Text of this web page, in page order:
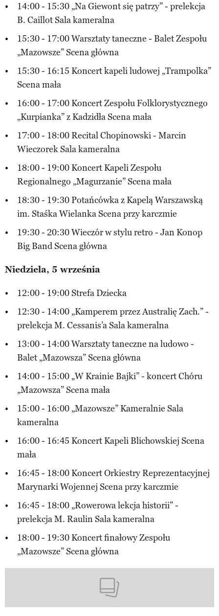
14:00 - 15:30 „Na Giewont się patrzy” - prelekcja
B. Caillot Sala kameralna
15:30 - 17:00 Warsztaty taneczne - Balet Zespołu
„Mazowsze” Scena główna
15:30 - 16:15 Koncert kapeli ludowej „Trampolka”
Scena mała
16:00 - 17:00 Koncert Zespołu Folklorystycznego
„Kurpianka” z Kadzidła Scena mała
17:00 - 18:00 Recital Chopinowski - Marcin
Wieczorek Sala kameralna
18:00 - 19:00 Koncert Kapeli Zespołu
Regionalnego „Magurzanie” Scena mała
18:30 - 19:30 Potańcówka z Kapelą Warszawską
im. Staśka Wielanka Scena przy karczmie
19:30 - 20:30 Wieczór w stylu retro - Jan Konop
Big Band Scena główna
Niedziela, 5 września
12:00 - 19:00 Strefa Dziecka
12:30 - 14:00 „Kamperem przez Australię Zach.” -
prelekcja M. Cessanis’a Sala kameralna
13:00 - 14:00 Warsztaty taneczne na ludowo -
Balet „Mazowsza” Scena główna
14:00 - 15:00 „W Krainie Bajki” - koncert Chóru
„Mazowsza” Scena mała
15:00 - 16:00 „Mazowsze” Kameralnie Sala
kameralna
16:00 - 16:45 Koncert Kapeli Blichowskiej Scena
mała
16:45 - 18:00 Koncert Orkiestry Reprezentacyjnej
Marynarki Wojennej Scena przy karczmie
16:45 - 18:00 „Rowerowa lekcja historii” -
prelekcja M. Raulin Sala kameralna
18:00 - 19:30 Koncert finałowy Zespołu
„Mazowsze” Scena główna